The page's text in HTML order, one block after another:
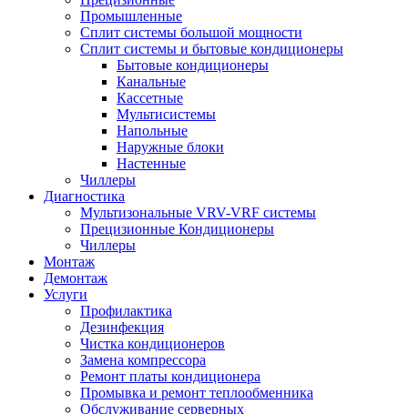
Промышленные
Сплит системы большой мощности
Сплит системы и бытовые кондиционеры
Бытовые кондиционеры
Канальные
Кассетные
Мультисистемы
Напольные
Наружные блоки
Настенные
Чиллеры
Диагностика
Мультизональные VRV-VRF системы
Прецизионные Кондиционеры
Чиллеры
Монтаж
Демонтаж
Услуги
Профилактика
Дезинфекция
Чистка кондиционеров
Замена компрессора
Ремонт платы кондиционера
Промывка и ремонт теплообменника
Обслуживание серверных